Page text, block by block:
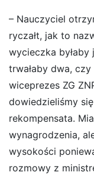
– Nauczyciel
ryczałt, jak to
wycieczka byłaby
trwałaby dwa,
wiceprezes ZG
dowiedzieliśmy
rekompensata.
wynagrodzenia,
wysokości
rozmowy z